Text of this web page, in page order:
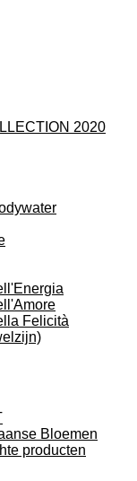
2020
Felicità
Bloemen
producten